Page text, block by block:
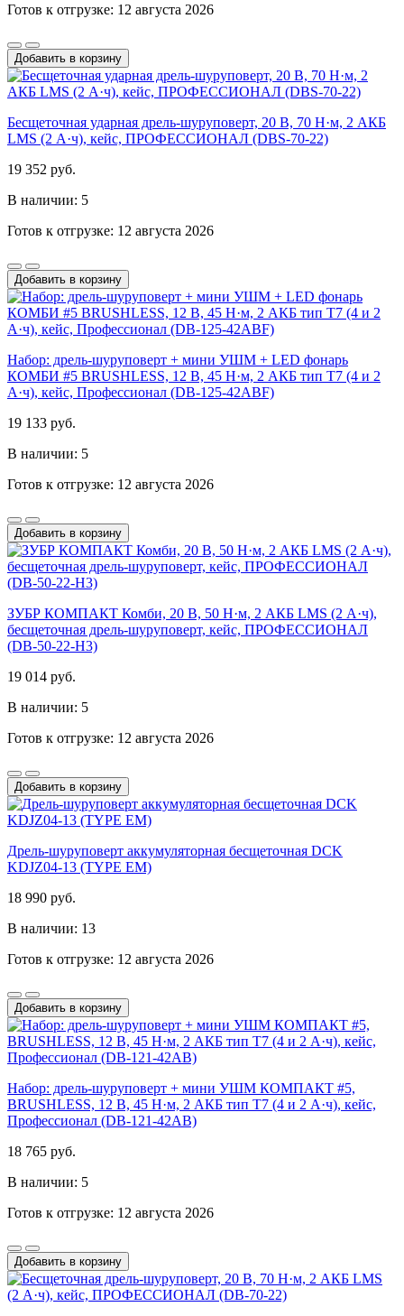
Готов к отгрузке: 12 августа 2026
Добавить в корзину
Бесщеточная ударная дрель-шуруповерт, 20 В, 70 Н·м, 2 АКБ
LMS (2 А·ч), кейс, ПРОФЕССИОНАЛ (DBS-70-22)
19 352 руб.
В наличии: 5
Готов к отгрузке: 12 августа 2026
Добавить в корзину
Набор: дрель-шуруповерт + мини УШМ + LED фонарь
КОМБИ #5 BRUSHLESS, 12 В, 45 Н·м, 2 АКБ тип Т7 (4 и 2
А·ч), кейс, Профессионал (DB-125-42ABF)
19 133 руб.
В наличии: 5
Готов к отгрузке: 12 августа 2026
Добавить в корзину
ЗУБР КОМПАКТ Комби, 20 В, 50 Н·м, 2 АКБ LMS (2 А·ч),
бесщеточная дрель-шуруповерт, кейс, ПРОФЕССИОНАЛ
(DB-50-22-H3)
19 014 руб.
В наличии: 5
Готов к отгрузке: 12 августа 2026
Добавить в корзину
Дрель-шуруповерт аккумуляторная бесщеточная DCK
KDJZ04-13 (TYPE EM)
18 990 руб.
В наличии: 13
Готов к отгрузке: 12 августа 2026
Добавить в корзину
Набор: дрель-шуруповерт + мини УШМ КОМПАКТ #5,
BRUSHLESS, 12 В, 45 Н·м, 2 АКБ тип Т7 (4 и 2 А·ч), кейс,
Профессионал (DB-121-42AB)
18 765 руб.
В наличии: 5
Готов к отгрузке: 12 августа 2026
Добавить в корзину